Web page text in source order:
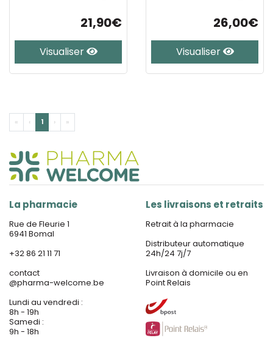
21,90€
Visualiser
26,00€
Visualiser
« ‹ 1 › »
La pharmacie
Rue de Fleurie 1
6941 Bomal
+32 86 21 11 71
contact
@pharma-welcome.be
Lundi au vendredi :
8h - 19h
Samedi :
9h - 18h
Les livraisons et retraits
Retrait à la pharmacie
Distributeur automatique
24h/24 7j/7
Livraison à domicile ou en
Point Relais